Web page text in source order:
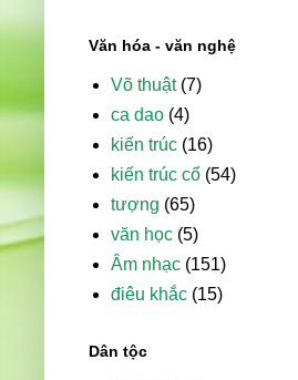
Văn hóa - văn nghệ
Võ thuật (7)
ca dao (4)
kiến trúc (16)
kiến trúc cổ (54)
tượng (65)
văn học (5)
Âm nhạc (151)
điêu khắc (15)
Dân tộc